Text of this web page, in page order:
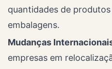
quantidades de
embalagens.
Mudanças
empresas em